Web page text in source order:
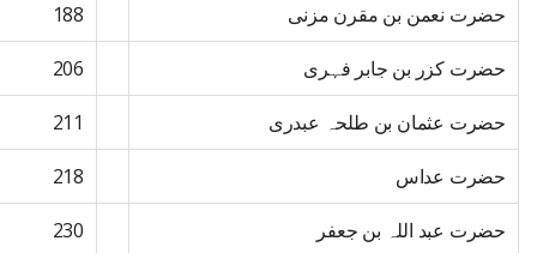
حضرت نعمن بن مقرن مزنی 188
حضرت کزر بن جابر فہری 206
حضرت عثمان بن طلحہ عبدری 211
حضرت عداس 218
حضرت عبد اللہ بن جعفر 230